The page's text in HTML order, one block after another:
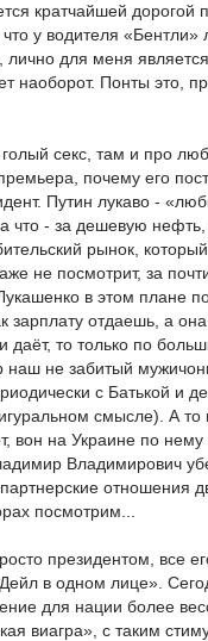
кратчайшей дорогой
у водителя «Бентли»
лично для меня является
наоборот. Понты это,
секс, там и про
почему его
Путин лукаво -
что - за дешевую
рынок,
не посмотрит, за
в этом плане
зарплату отдаешь, а
даёт, то только по
наш не забитый
с Батькой и
смысле). А то
вон на Украине по
Владимирович
отношения
посмотрим...
президентом, все
в одном лице».
для нации более
виагра», с таким